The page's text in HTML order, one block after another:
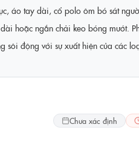
áo tay dài, cổ polo ôm bó sát
hoặc ngắn chải keo bóng mướt.
động với sự xuất hiện của các
Chưa xác định